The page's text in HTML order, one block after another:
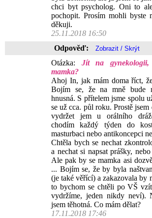
chci byt psycholog. Oni to
pochopit. Prosím mohli byste
děkuji.
25.11.2018 16:50
Odpověď:
Otázka: Jít na
mamka?
Ahoj In, jak mám doma říct,
Bojím se, že na mně bude
hnusná. S přítelem jsme spolu
se už cca. půl roku. Prostě
vydržet jem u orálního
chodím každý týden do
masturbaci nebo antikoncepci
Chtěla bych se nechat
a nechat si napsat prášky,
Ale pak by se mamka asi
... Bojím se, že by byla
(je také věřící) a zakazovala by
to bychom se chtěli po VŠ
vydržíme, jeden nikdy neví).
jsem těhotná. Co mám dělat?
17.11.2018 17:46